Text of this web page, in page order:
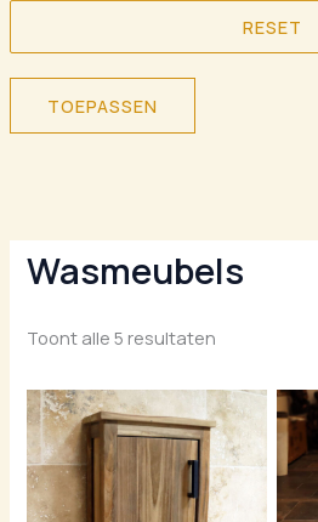
RESET
TOEPASSEN
Wasmeubels
Toont alle 5 resultaten
Prijsklasse:
€ 295,00
tot
€ 325,00